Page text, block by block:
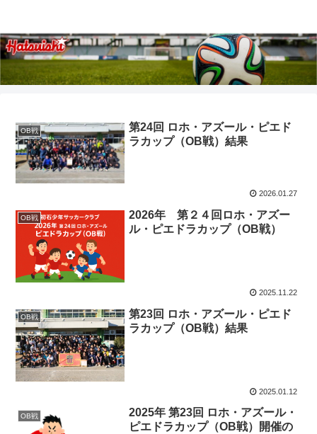
OB戦
第24回 ロホ・アズール・ピエド
ラカップ（OB戦）結果
2026.01.27
OB戦
2026年 第２４回ロホ・アズー
ル・ピエドラカップ（OB戦）
2025.11.22
OB戦
第23回 ロホ・アズール・ピエド
ラカップ（OB戦）結果
2025.01.12
OB戦
2025年 第23回 ロホ・アズール・
ピエドラカップ（OB戦）開催の